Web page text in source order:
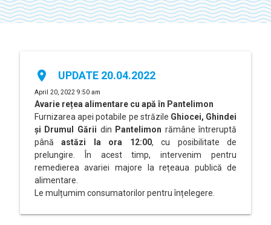
place UPDATE 20.04.2022
April 20, 2022 9:50 am
Avarie rețea alimentare cu apă în Pantelimon
Furnizarea apei potabile pe străzile Ghiocei, Ghindei
și Drumul Gării din Pantelimon rămâne întreruptă
pânăastăzi la ora 12:00, cu posibilitate de
prelungire. În acest timp, intervenim pentru
remedierea avariei majore la rețeaua publică de
alimentare.
Le mulțumim consumatorilor pentru înțelegere.